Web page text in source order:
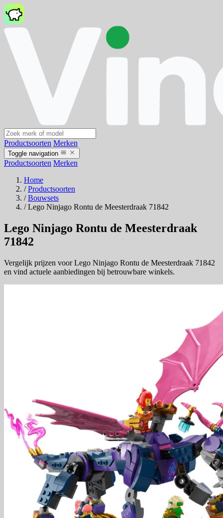
Productsoorten Merken
Toggle navigation
Productsoorten Merken
Home
/ Productsoorten
/ Bouwsets
/ Lego Ninjago Rontu de Meesterdraak 71842
Lego Ninjago Rontu de Meesterdraak
71842
Vergelijk prijzen voor Lego Ninjago Rontu de Meesterdraak 71842
en vind actuele aanbiedingen bij betrouwbare winkels.